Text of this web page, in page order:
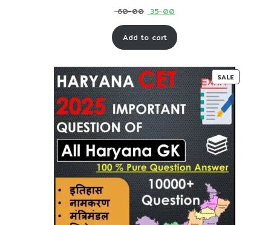
60-00 Original
price
was:
00.
35-00Current
price
is:
00.
Add to cart
SALE
ON